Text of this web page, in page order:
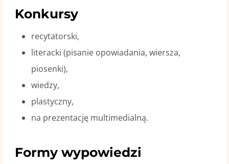
Konkursy
recytatorski,
literacki (pisanie opowiadania, wiersza,
piosenki),
wiedzy,
plastyczny,
na prezentację multimedialną.
Formy wypowiedzi